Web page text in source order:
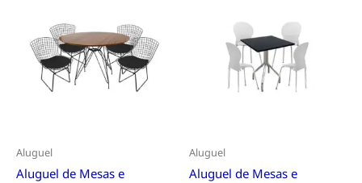
Aluguel
Aluguel de Mesas e
Aluguel
Aluguel de Mesas e